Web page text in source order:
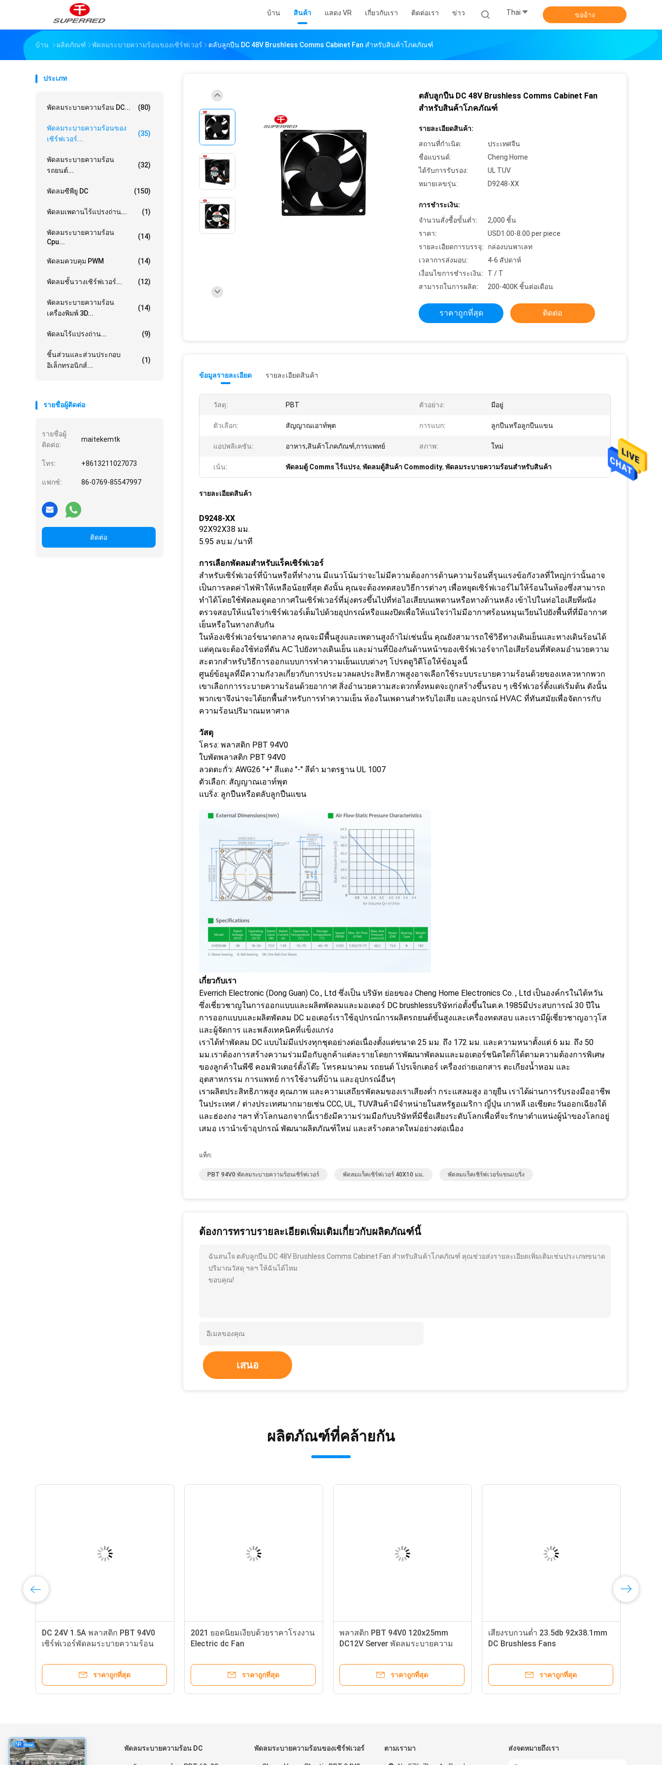
บ้าน สินค้า แสดง VR เกี่ยวกับเรา ติดต่อเรา ข่าว Thai ขออ้าง
บ้าน ผลิตภัณฑ์ พัดลมระบายความร้อนของเซิร์ฟเวอร์ ตลับลูกปืน DC 48V Brushless Comms Cabinet Fan สำหรับสินค้าโภคภัณฑ์
ประเภท
พัดลมระบายความร้อน DC... (80)
พัดลมระบายความร้อนของ
เซิร์ฟเวอร์...
(35)
พัดลมระบายความร้อน
รถยนต์...
(32)
พัดลมซีพียู DC (150)
พัดลมเพดานไร้แปรงถ่าน... (1)
พัดลมระบายความร้อน
Cpu...
(14)
พัดลมควบคุม PWM (14)
พัดลมชั้นวางเซิร์ฟเวอร์... (12)
พัดลมระบายความร้อน
เครื่องพิมพ์ 3D...
(14)
พัดลมไร้แปรงถ่าน... (9)
ชิ้นส่วนและส่วนประกอบ
อิเล็กทรอนิกส์...
(1)
รายชื่อผู้ติดต่อ
รายชื่อผู้
ติดต่อ:
maitekemtk
โทร: +8613211027073
แฟกซ์: 86-0769-85547997
ติดต่อ
ตลับลูกปืน DC 48V Brushless Comms Cabinet Fan
สำหรับสินค้าโภคภัณฑ์
รายละเอียดสินค้า:
สถานที่กำเนิด:
ประเทศจีน
ชื่อแบรนด์:
Cheng Home
ได้รับการรับรอง:
UL TUV
หมายเลขรุ่น:
D9248-XX
การชำระเงิน:
จำนวนสั่งซื้อขั้นต่ำ:
2,000 ชิ้น
ราคา:
USD1.00-8.00 per piece
รายละเอียดการบรรจุ:
กล่องบนพาเลท
เวลาการส่งมอบ:
4-6 สัปดาห์
เงื่อนไขการชำระเงิน:
T / T
สามารถในการผลิต:
200-400K ชิ้นต่อเดือน
ราคาถูกที่สุด ติดต่อ
ข้อมูลรายละเอียด รายละเอียดสินค้า
วัสดุ: PBT ตัวอย่าง: มีอยู่
ตัวเลือก: สัญญาณเอาท์พุต การแบก: ลูกปืนหรือลูกปืนแขน
แอปพลิเคชัน: อาหาร,สินค้าโภคภัณฑ์,การแพทย์ สภาพ: ใหม่
เน้น: พัดลมตู้ Comms ไร้แปรง, พัดลมตู้สินค้า Commodity, พัดลมระบายความร้อนสำหรับสินค้า
รายละเอียดสินค้า
D9248-XX
92X92X38 มม.
5.95 ลบ.ม./นาที
การเลือกพัดลมสำหรับแร็คเซิร์ฟเวอร์
สำหรับเซิร์ฟเวอร์ที่บ้านหรือที่ทำงาน มีแนวโน้มว่าจะไม่มีความต้องการด้านความร้อนที่รุนแรงข้อกังวลที่ใหญ่กว่านั้นอาจ
เป็นการลดค่าไฟฟ้าให้เหลือน้อยที่สุด ดังนั้น คุณจะต้องทดสอบวิธีการต่างๆ เพื่อหยุดเซิร์ฟเวอร์ไม่ให้ร้อนในห้องซึ่งสามารถ
ทำได้โดยใช้พัดลมดูดอากาศในเซิร์ฟเวอร์ที่มุ่งตรงขึ้นไปที่ท่อไอเสียบนเพดานหรือทางด้านหลัง เข้าไปในท่อไอเสียที่ผนัง
ตรวจสอบให้แน่ใจว่าเซิร์ฟเวอร์เต็มไปด้วยอุปกรณ์หรือแผงปิดเพื่อให้แน่ใจว่าไม่มีอากาศร้อนหมุนเวียนไปยังพื้นที่ที่มีอากาศ
เย็นหรือในทางกลับกัน
ในห้องเซิร์ฟเวอร์ขนาดกลาง คุณจะมีพื้นสูงและเพดานสูงถ้าไม่เช่นนั้น คุณยังสามารถใช้วิธีทางเดินเย็นและทางเดินร้อนได้
แต่คุณจะต้องใช้ท่อที่ดัน AC ไปยังทางเดินเย็น และม่านที่ป้องกันด้านหน้าของเซิร์ฟเวอร์จากไอเสียร้อนที่พัดลมอำนวยความ
สะดวกสำหรับวิธีการออกแบบการทำความเย็นแบบต่างๆ โปรดดูวิดีโอให้ข้อมูลนี้
ศูนย์ข้อมูลที่มีความกังวลเกี่ยวกับการประมวลผลประสิทธิภาพสูงอาจเลือกใช้ระบบระบายความร้อนด้วยของเหลวหากพวก
เขาเลือกการระบายความร้อนด้วยอากาศ สิ่งอำนวยความสะดวกทั้งหมดจะถูกสร้างขึ้นรอบ ๆ เซิร์ฟเวอร์ตั้งแต่เริ่มต้น ดังนั้น
พวกเขาจึงน่าจะได้ยกพื้นสำหรับการทำความเย็น ห้องในเพดานสำหรับไอเสีย และอุปกรณ์ HVAC ที่ทันสมัยเพื่อจัดการกับ
ความร้อนปริมาณมหาศาล
วัสดุ
โครง: พลาสติก PBT 94V0
ใบพัดพลาสติก PBT 94V0
ลวดตะกั่ว: AWG26 "+" สีแดง "-" สีดำ มาตรฐาน UL 1007
ตัวเลือก: สัญญาณเอาท์พุต
แบริ่ง: ลูกปืนหรือตลับลูกปืนแขน
เกี่ยวกับเรา
Everrich Electronic (Dong Guan) Co., Ltd ซึ่งเป็น บริษัท ย่อยของ Cheng Home Electronics Co. , Ltd เป็นองค์กรในไต้หวัน
ซึ่งเชี่ยวชาญในการออกแบบและผลิตพัดลมและมอเตอร์ DC brushlessบริษัทก่อตั้งขึ้นในต.ค.1985มีประสบการณ์ 30 ปีใน
การออกแบบและผลิตพัดลม DC มอเตอร์เราใช้อุปกรณ์การผลิตรถยนต์ขั้นสูงและเครื่องทดสอบ และเรามีผู้เชี่ยวชาญอาวุโส
และผู้จัดการ และพลังเทคนิคที่แข็งแกร่ง
เราได้ทำพัดลม DC แบบไม่มีแปรงทุกชุดอย่างต่อเนื่องตั้งแต่ขนาด 25 มม. ถึง 172 มม. และความหนาตั้งแต่ 6 มม. ถึง 50
มม.เราต้องการสร้างความร่วมมือกับลูกค้าแต่ละรายโดยการพัฒนาพัดลมและมอเตอร์ชนิดใดก็ได้ตามความต้องการพิเศษ
ของลูกค้าในพีซี คอมพิวเตอร์ตั้งโต๊ะ โทรคมนาคม รถยนต์ โปรเจ็กเตอร์ เครื่องถ่ายเอกสาร ตะเกียงน้ำหอม และ
อุตสาหกรรม การแพทย์ การใช้งานที่บ้าน และอุปกรณ์อื่นๆ
เราผลิตประสิทธิภาพสูง คุณภาพ และความเสถียรพัดลมของเราเสียงต่ำ กระแสลมสูง อายุยืน เราได้ผ่านการรับรองมืออาชีพ
ในประเทศ / ต่างประเทศมากมายเช่น CCC, UL, TUVสินค้ามีจำหน่ายในสหรัฐอเมริกา ญี่ปุ่น เกาหลี เอเชียตะวันออกเฉียงใต้
และฮ่องกง ฯลฯ ทั่วโลกนอกจากนี้เรายังมีความร่วมมือกับบริษัทที่มีชื่อเสียงระดับโลกเพื่อที่จะรักษาตำแหน่งผู้นำของโลกอยู่
เสมอ เรานำเข้าอุปกรณ์ พัฒนาผลิตภัณฑ์ใหม่ และสร้างตลาดใหม่อย่างต่อเนื่อง
แท็ก:
PBT 94V0 พัดลมระบายความร้อนเซิร์ฟเวอร์ พัดลมแร็คเซิร์ฟเวอร์ 40X10 มม. พัดลมแร็คเซิร์ฟเวอร์แขนแบริ่ง
ต้องการทราบรายละเอียดเพิ่มเติมเกี่ยวกับผลิตภัณฑ์นี้
ฉันสนใจ ตลับลูกปืน DC 48V Brushless Comms Cabinet Fan สำหรับสินค้าโภคภัณฑ์ คุณช่วยส่งรายละเอียดเพิ่มเติมเช่นประเภทขนาด
ปริมาณวัสดุ ฯลฯ ให้ฉันได้ไหม
ขอบคุณ!
เสนอ
ผลิตภัณฑ์ที่คล้ายกัน
DC 24V 1.5A พลาสติก PBT 94V0
เซิร์ฟเวอร์พัดลมระบายความร้อน
ราคาถูกที่สุด
2021 ยอดนิยมเงียบด้วยราคาโรงงาน
Electric dc Fan
ราคาถูกที่สุด
พลาสติก PBT 94V0 120x25mm
DC12V Server พัดลมระบายความ
ราคาถูกที่สุด
เสียงรบกวนต่ำ 23.5db 92x38.1mm
DC Brushless Fans
ราคาถูกที่สุด
เกี่ยวกับ พัดลมระบายความร้อน DC พัดลมระบายความร้อนของเซิร์ฟเวอร์ ตามเรามา ส่งจดหมายถึงเรา